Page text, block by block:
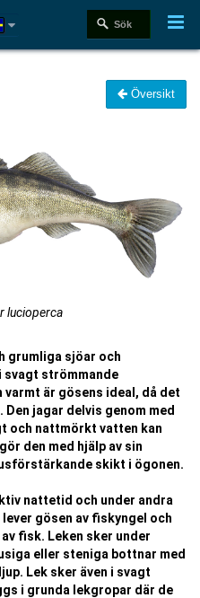
Översikt
lucioperca
grumliga sjöar och
svagt strömmande
är gösens ideal, då det
jagar delvis genom med
och nattmörkt vatten kan
den med hjälp av sin
skikt i ögonen.
nattetid och under andra
gösen av fiskyngel och
fisk. Leken sker under
eller steniga bottnar med
Lek sker även i svagt
i grunda lekgropar där de